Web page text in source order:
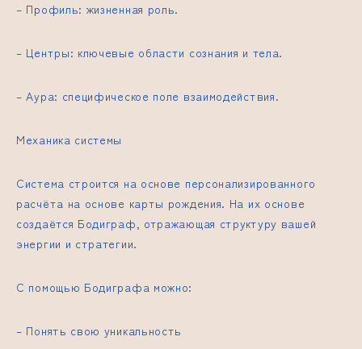
– Профиль: жизненная роль.
– Центры: ключевые области сознания и тела.
– Аура: специфическое поле взаимодействия.
Механика системы
Система строится на основе персонализированного
расчёта на основе карты рождения. На их основе
создаётся Бодиграф, отражающая структуру вашей
энергии и стратегии.
С помощью Бодиграфа можно:
– Понять свою уникальность